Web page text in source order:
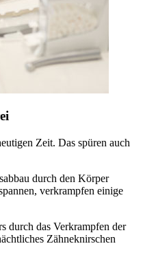
Zeit. Das spüren auch
durch den Körper
verkrampfen einige
durch das Verkrampfen der
Zähneknirschen